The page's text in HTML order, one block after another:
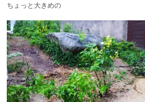
ちょっと大きめの